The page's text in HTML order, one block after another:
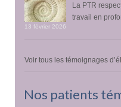
La PTR
travail en
13 février 2026
Voir tous les témoignages
Nos patients